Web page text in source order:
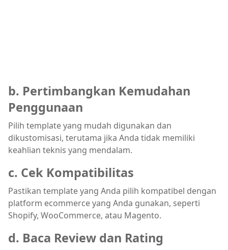
b. Pertimbangkan Kemudahan
Penggunaan
Pilih template yang mudah digunakan dan
dikustomisasi, terutama jika Anda tidak memiliki
keahlian teknis yang mendalam.
c. Cek Kompatibilitas
Pastikan template yang Anda pilih kompatibel dengan
platform ecommerce yang Anda gunakan, seperti
Shopify, WooCommerce, atau Magento.
d. Baca Review dan Rating